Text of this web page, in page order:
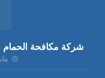
شركة مكافحة الحمام في ام
يناير 11,